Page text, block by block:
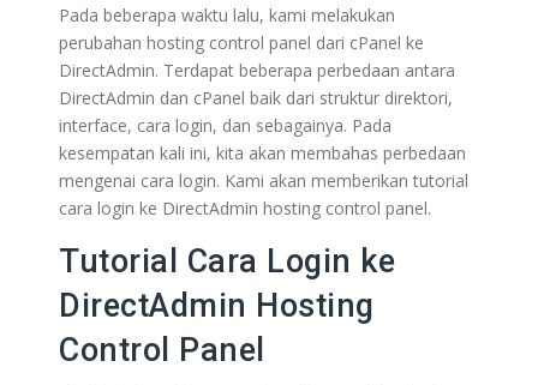
Pada beberapa waktu lalu, kami melakukan
perubahan hosting control panel dari cPanel ke
DirectAdmin. Terdapat beberapa perbedaan antara
DirectAdmin dan cPanel baik dari struktur direktori,
interface, cara login, dan sebagainya. Pada
kesempatan kali ini, kita akan membahas perbedaan
mengenai cara login. Kami akan memberikan tutorial
cara login ke DirectAdmin hosting control panel.
Tutorial Cara Login ke
DirectAdmin Hosting
Control Panel